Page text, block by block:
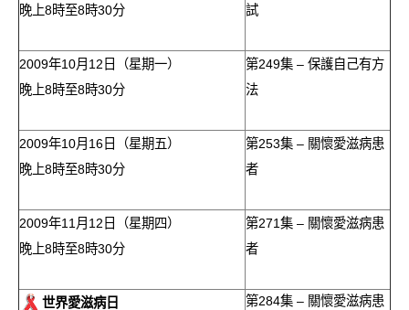
晚上8時至8時30分
試
2009年10月12日（星期一）
晚上8時至8時30分
第249集 – 保護自己有方
法
2009年10月16日（星期五）
晚上8時至8時30分
第253集 – 關懷愛滋病患
者
2009年11月12日（星期四）
晚上8時至8時30分
第271集 – 關懷愛滋病患
者
世界愛滋病日
第284集 – 關懷愛滋病患